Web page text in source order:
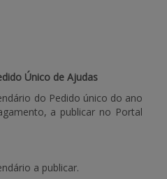
Único de Ajudas
do Pedido único do ano
a publicar no Portal
a publicar.